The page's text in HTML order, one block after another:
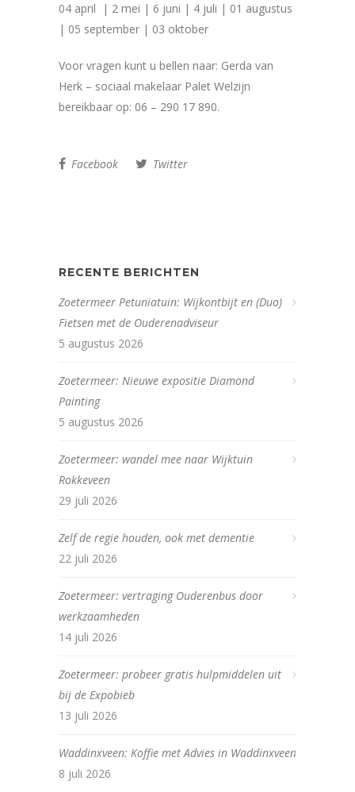
04 april | 2 mei | 6 juni | 4 juli | 01 augustus
| 05 september | 03 oktober
Voor vragen kunt u bellen naar: Gerda van
Herk – sociaal makelaar Palet Welzijn
bereikbaar op: 06 – 290 17 890.
Facebook Twitter
RECENTE BERICHTEN
Zoetermeer Petuniatuin: Wijkontbijt en (Duo)
Fietsen met de Ouderenadviseur
5 augustus 2026
Zoetermeer: Nieuwe expositie Diamond
Painting
5 augustus 2026
Zoetermeer: wandel mee naar Wijktuin
Rokkeveen
29 juli 2026
Zelf de regie houden, ook met dementie
22 juli 2026
Zoetermeer: vertraging Ouderenbus door
werkzaamheden
14 juli 2026
Zoetermeer: probeer gratis hulpmiddelen uit
bij de Expobieb
13 juli 2026
Waddinxveen: Koffie met Advies in Waddinxveen
8 juli 2026